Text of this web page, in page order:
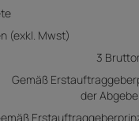
(exkl. Mwst)
3
Gemäß
der